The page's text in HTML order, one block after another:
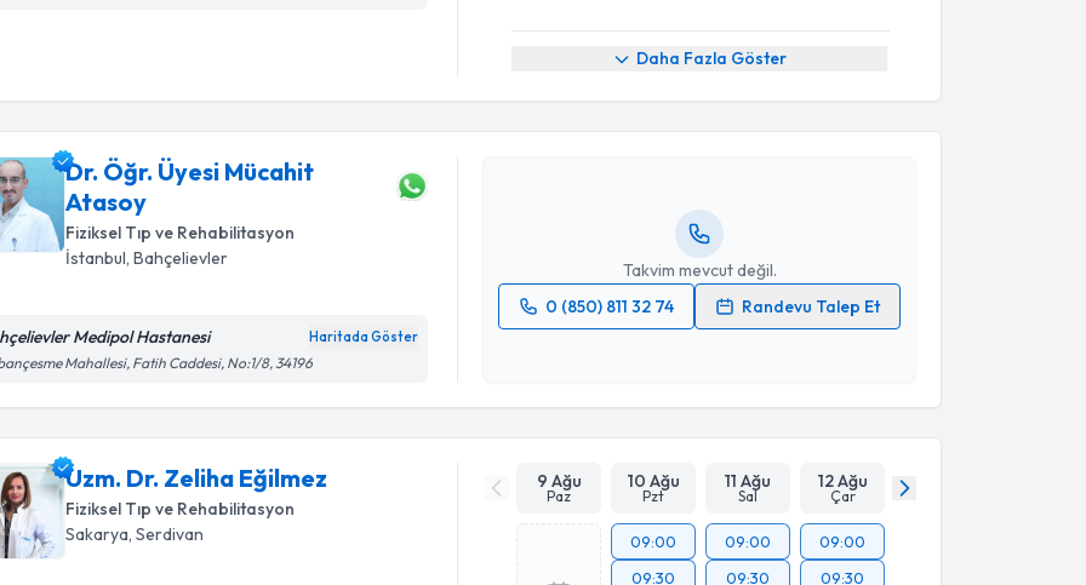
Daha Fazla Göster
Dr. Öğr. Üyesi Mücahit
Atasoy
Fiziksel Tıp ve Rehabilitasyon
İstanbul , Bahçelievler
Medipol Hastanesi Haritada Göster
Mahallesi, Fatih Caddesi, No:1/8, 34196
Takvim mevcut değil.
0 (850) 811 32 74
Randevu Talep Et
Randevu Takvimi Talebi
Dr. Öğr. Üyesi Mücahit Atasoyiçin randevu takvimi talebi
oluşturun. Size bu uzmandan randevu almanız için bir takvim
Uzm. Dr. Zeliha Eğilmez
Fiziksel Tıp ve Rehabilitasyon
Sakarya , Serdivan
9 Ağu
Paz
10 Ağu
Pzt
11 Ağu
Sal
12 Ağu
Çar
09:00
09:30
09:00
09:30
09:00
09:30